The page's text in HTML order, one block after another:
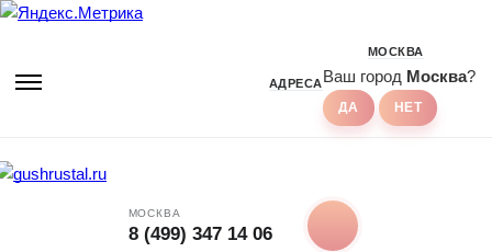
АДРЕСА
МОСКВА
Ваш город Москва?
МОСКВА
8 (499) 347 14 06